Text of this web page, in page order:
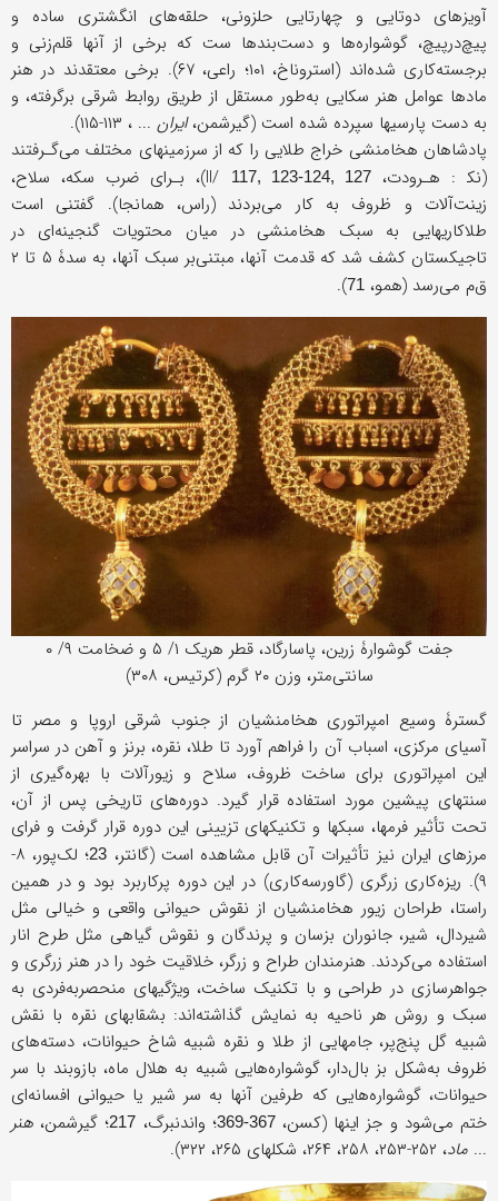
آویزهای دوتایی و چهارتایی حلزونی، حلقه‌های انگشتری ساده و
پیچ‌در‌پیچ، گوشواره‌ها و دست‌بندها ست که برخی از آنها قلم‌زنی و
برجسته‌کاری شده‌اند (استروناخ، ۱۰۱؛ راعی، ۶۷). برخی معتقدند در هنر
مادها عوامل هنر سکایی به‌طور مستقل از طریق روابط شرقی برگرفته، و
به دست پارسیها سپرده شده است (گیرشمن،ایران ... ، ۱۱۳-۱۱۵).
پادشاهان هخامنشی خراج طلایی را که از سرزمینهای مختلف می‌گـرفتند
(نک‍ : هـرودت، II/117, 123-124, 127
)، بـرای ضرب سکه، سلاح،
زینت‌آلات و ظروف به کار می‌بردند (راس، همانجا). گفتنی است
طلاکاریهايی به سبک هخامنشی در میان محتویات گنجینه‌ای در
تاجیکستان کشف شد که قدمت آنها، مبتنی‌بر سبک آنها، به سدۀ ۵ تا ۲
ق‌م می‌رسد (همو، 71
).
جفت گوشوارۀ زرین، پاسارگاد، قطر هریک ۱/ ۵ و ضخامت ۹/ ۰
سانتی‌متر، وزن ۲۰ گرم (کرتیس، ۳۰۸)
گسترۀ وسيع امپراتوری هخامنشیان از جنوب شرقی اروپا و مصر تا
آسیای مرکزی، اسباب آن را فراهم آورد تا طلا، نقره، برنز و آهن در سراسر
اين امپراتوری برای ساخت ظروف، سلاح و زیورآلات با بهره‌گيری از
سنتهای پيشين مورد استفاده قرار گيرد. دوره‌های تاریخی پس از آن،
تحت تأثیر فرمها، سبکها و تکنیکهای تزیینی این دوره قرار گرفت و فرای
مرزهای ایران نیز تأثيرات آن قابل مشاهده است (گانتر، 23
؛ لک‌پور، ۸-
۹). ریزه‌کاری زرگری (گاورسه‌کاری) در این دوره پرکاربرد بود و در همین
راستا، طراحان زیور هخامنشیان از نقوش حیوانی واقعی و خیالی مثل
شیر‌دال، شیر، جانوران بزسان و پرندگان و نقوش گیاهی مثل طرح انار
استفاده می‌کردند. هنرمندان طراح و زرگر، خلاقیت خود را در هنر زرگری و
جواهرسازی در طراحی و با تکنیک ساخت، ویژگیهای منحصر‌به‌فردی به
سبک و روش هر ناحیه به نمایش گذاشته‌اند: بشقابهای نقره با نقش
شبیه گل پنج‌پر، جامهایی از طلا و نقره شبیه شاخ حیوانات، دسته‌های
ظروف به‌شکل بز بال‌دار، گوشواره‌هایی شبیه به هلال ماه، بازوبند با سر
حیوانات، گوشواره‌هایی که طرفین آنها به سر شیر یا حیوانی افسانه‌ای
ختم می‌شود و جز اينها (کسن،367-369 ؛ واندنبرگ، 217؛ گیرشمن، هنر
... ماد، ۲۵۲-۲۵۳، ۲۵۸، ۲۶۴، شکلهای ۲۶۵، ۳۲۲).